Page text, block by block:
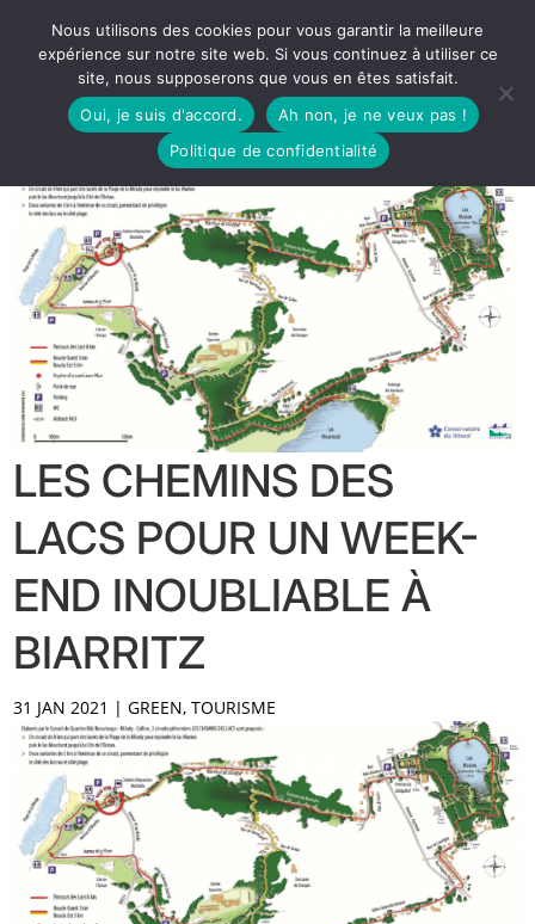
LES CHEMINS DES
LACS POUR UN WEEK-
END INOUBLIABLE À
BIARRITZ
31 JAN 2021 |GREEN,TOURISME
Nous utilisons des cookies pour vous garantir la meilleure
expérience sur notre site web. Si vous continuez à utiliser ce
site, nous supposerons que vous en êtes satisfait.
Oui, je suis d'accord.
Ah non, je ne veux pas !
Politique de confidentialité